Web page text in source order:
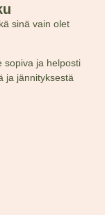
sinä vain olet
sopiva ja helposti
ja jännityksestä